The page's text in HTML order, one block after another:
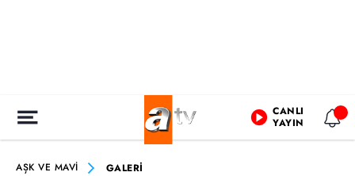
CANLI
YAYIN
AŞK VE MAVİ GALERİ